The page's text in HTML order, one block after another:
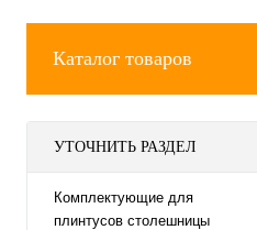
Каталог товаров
УТОЧНИТЬ РАЗДЕЛ
Комплектующие для
плинтусов столешницы